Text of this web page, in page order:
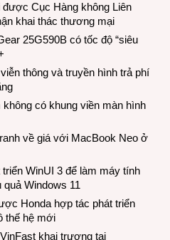
Cục Hàng không Liên
khai thác thương mại
25G590B có tốc độ “siêu
thông và truyền hình trả phí
có khung viền màn hình
về giá với MacBook Neo ở
WinUI 3 để làm máy tính
Windows 11
Honda hợp tác phát triển
thế hệ mới
khai trương tại